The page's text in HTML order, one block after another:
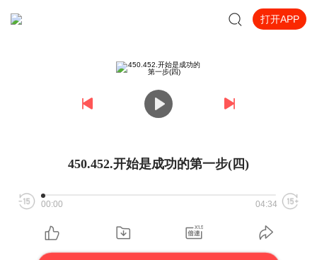
打开APP
450.452.开始是成功的第一步(四)
00:00 04:34